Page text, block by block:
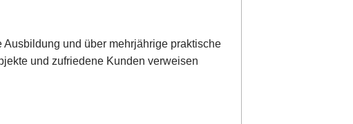
und über mehrjährige praktische
und zufriedene Kunden verweisen